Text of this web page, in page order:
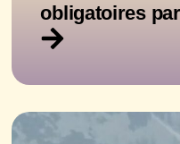
obligatoires